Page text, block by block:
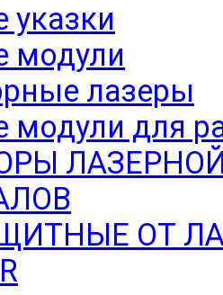
указки
модули
лазеры
модули для
ОТ